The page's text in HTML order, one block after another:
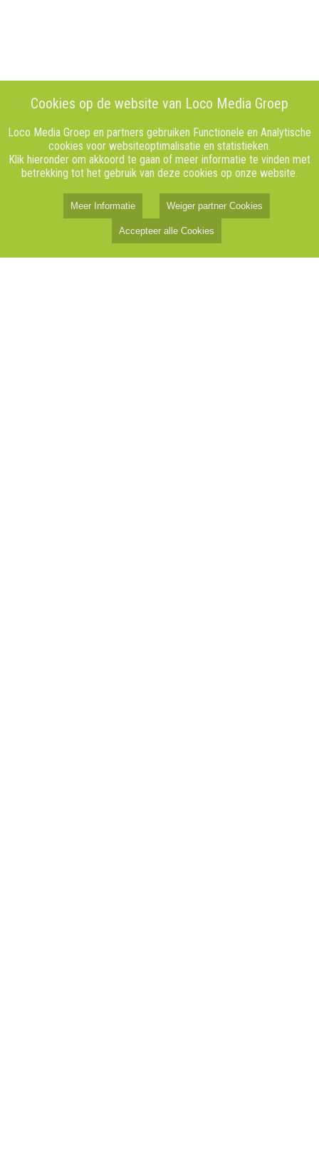
Cookies op de website van Loco Media Groep
Loco Media Groep en partners gebruiken Functionele en Analytische
cookies voor websiteoptimalisatie en statistieken.
Klik hieronder om akkoord te gaan of meer informatie te vinden met
betrekking tot het gebruik van deze cookies op onze website.
Meer Informatie Weiger partner Cookies
Accepteer alle Cookies